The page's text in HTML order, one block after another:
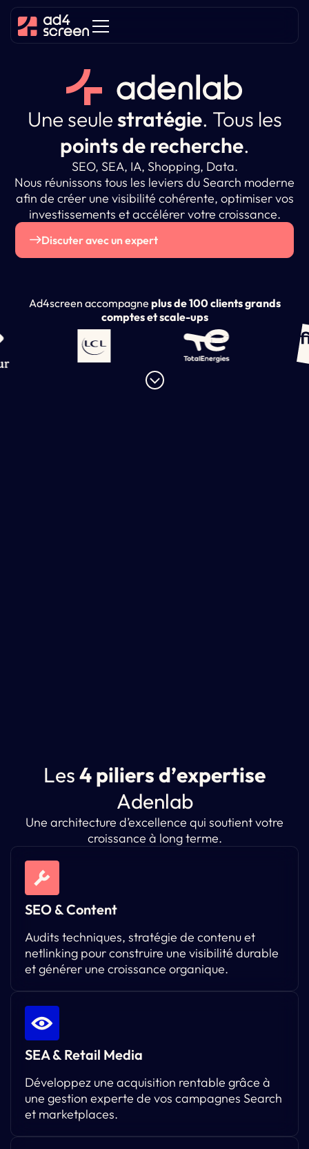
Une seulestratégie. Tous les
points de recherche.
SEO, SEA, IA, Shopping, Data.
Nous réunissons tous les leviers du Search moderne
afin de créer une visibilité cohérente, optimiser vos
investissements et accélérer votre croissance.
Discuter avec un expert
Ad4screen accompagne plus de 100 clients grands
comptes et scale-ups
Les4piliersd’expertise
Adenlab
Une architecture d’excellence qui soutient votre
croissance à long terme.
SEO & Content
Audits techniques, stratégie de contenu et
netlinking pour construire une visibilité durable
et générer une croissance organique.
SEA & Retail Media
Développez une acquisition rentable grâce à
une gestion experte de vos campagnes Search
et marketplaces.